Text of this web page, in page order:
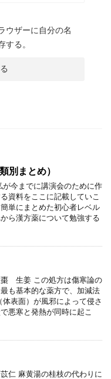
ウザーに自分の名
する。
別まとめ）
が今までに講演会のために作
資料をここに記載していこ
単にまとめた初心者レベル
ら漢方薬について勉強する
生姜 この処方は傷寒論の
も基本的な薬方で、加減法
表面）が風邪によって侵さ
悪寒と発熱が同時に起こ
麻黄湯の桂枝の代わりに